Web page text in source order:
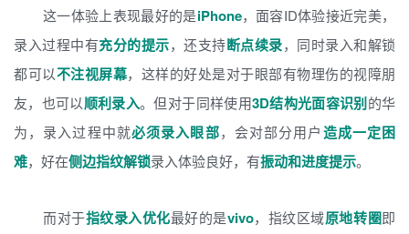
这一体验上表现最好的是iPhone，面容ID体验接近完美，
录入过程中有充分的提示，还支持断点续录，同时录入和解锁
都可以不注视屏幕，这样的好处是对于眼部有物理伤的视障朋
友，也可以顺利录入。但对于同样使用3D结构光面容识别的华
为，录入过程中就必须录入眼部，会对部分用户造成一定困
难，好在侧边指纹解锁录入体验良好，有振动和进度提示。
而对于指纹录入优化最好的是vivo，指纹区域原地转圈即